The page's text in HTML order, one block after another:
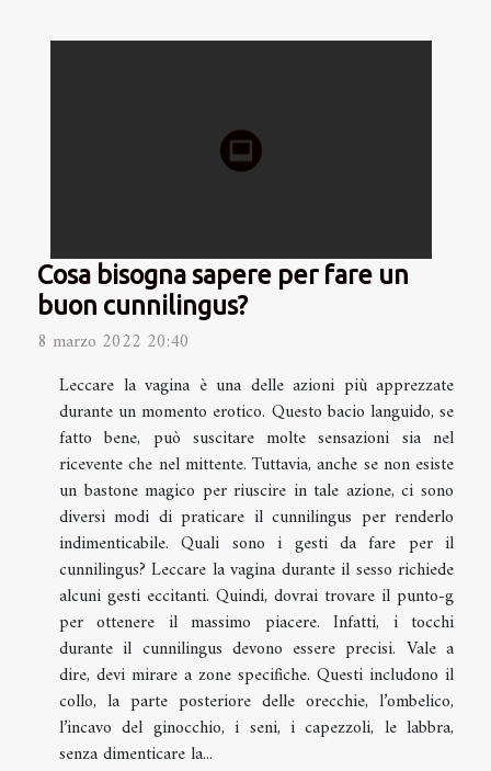
Cosa bisogna sapere per fare un
buon cunnilingus?
8 marzo 2022 20:40
Leccare la vagina è una delle azioni più apprezzate
durante un momento erotico. Questo bacio languido, se
fatto bene, può suscitare molte sensazioni sia nel
ricevente che nel mittente. Tuttavia, anche se non esiste
un bastone magico per riuscire in tale azione, ci sono
diversi modi di praticare il cunnilingus per renderlo
indimenticabile. Quali sono i gesti da fare per il
cunnilingus? Leccare la vagina durante il sesso richiede
alcuni gesti eccitanti. Quindi, dovrai trovare il punto-g
per ottenere il massimo piacere. Infatti, i tocchi
durante il cunnilingus devono essere precisi. Vale a
dire, devi mirare a zone specifiche. Questi includono il
collo, la parte posteriore delle orecchie, l’ombelico,
l’incavo del ginocchio, i seni, i capezzoli, le labbra,
senza dimenticare la...